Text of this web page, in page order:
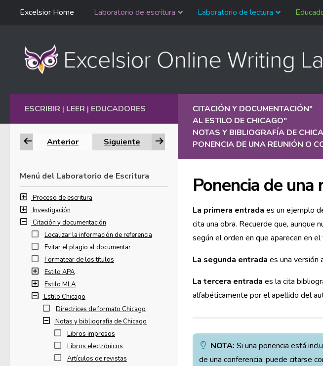
Ir al contenido
navegación
Excelsior Home Laboratorio de escritura Laboratorio de lectura
CITACIÓN Y DOCUMENTACIÓN"
AL ESTILO DE CHICAGO"
NOTAS Y BIBLIOGRAFÍA DE
PONENCIA DE UNA REUNIÓN O
Ponencia de
La primera entrada es un ejemplo
cita una obra. Recuerde que, aunque
según el orden en que aparecen en el
La segunda entrada es una versión
La tercera entrada es la cita
alfabéticamente por el apellido del
NOTA: Si una ponencia está
de una conferencia, puede citarse
ESCRIBIR | LEER | EDUCADORES
Anterior Siguiente
Menú del Laboratorio de Escritura
Proceso de escritura
Investigación
Citación y documentación
Localizar la información de referencia
Evitar el plagio al documentar
Formatear de los títulos
Estilo APA
Estilo MLA
Estilo Chicago
Directrices de formato Chicago
Notas y bibliografía de Chicago
Libros impresos
Libros electrónicos
Artículos de revistas